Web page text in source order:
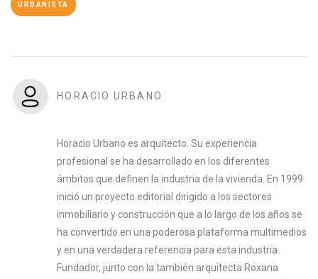
URBANISTA
HORACIO URBANO
Horacio Urbano es arquitecto. Su experiencia
profesional se ha desarrollado en los diferentes
ámbitos que definen la industria de la vivienda. En 1999
inició un proyecto editorial dirigido a los sectores
inmobiliario y construcción que a lo largo de los años se
ha convertido en una poderosa plataforma multimedios
y en una verdadera referencia para esta industria.
Fundador, junto con la también arquitecta Roxana